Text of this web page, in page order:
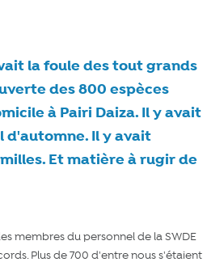
la foule des tout grands
des 800 espèces
à Pairi Daiza. Il y avait
d'automne. Il y avait
Et matière à rugir de
membres du personnel de la SWDE
Plus de 700 d'entre nous s'étaient